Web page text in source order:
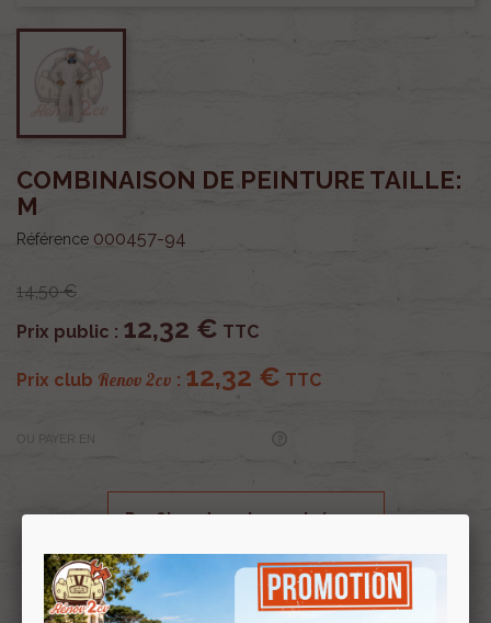
COMBINAISON DE PEINTURE TAILLE:
M
Référence 000457-94
14,50 €
Prix public : 12,32 € TTC
Prix club Renov 2cv : 12,32 € TTC
OU PAYER EN
Profitez de prix remisés
Souscrire
au clubRenov 2cv